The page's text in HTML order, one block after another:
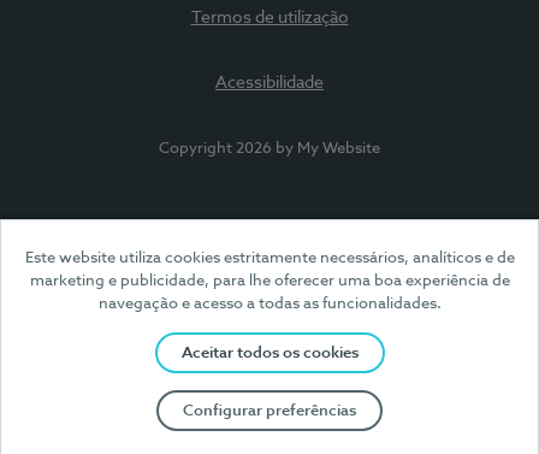
Este website utiliza cookies estritamente necessários, analíticos e de
marketing e publicidade, para lhe oferecer uma boa experiência de
navegação e acesso a todas as funcionalidades.
Aceitar todos os cookies
Configurar preferências
Termos de utilização
Acessibilidade
Copyright 2026 by My Website